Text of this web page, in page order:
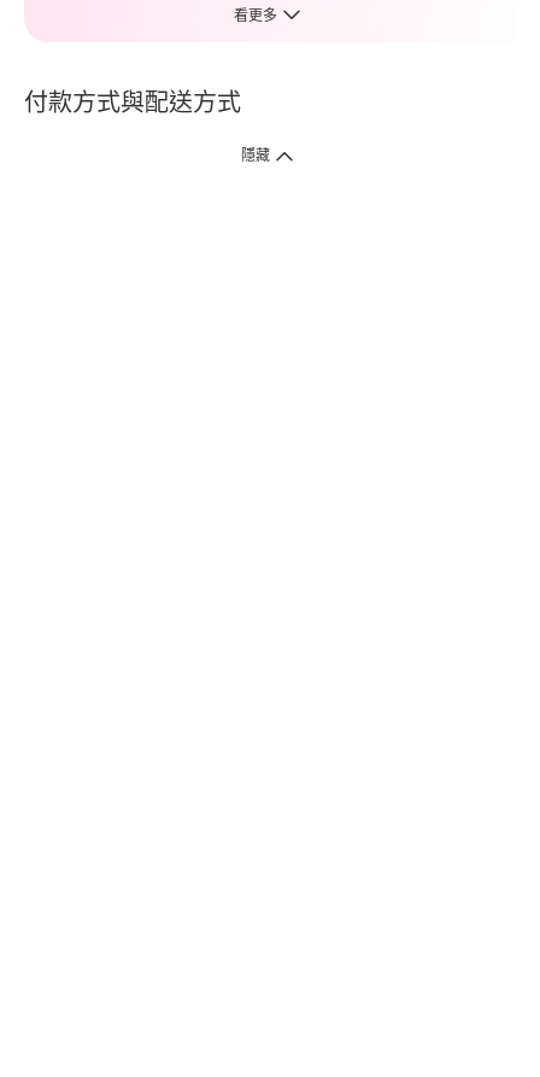
看更多
付款方式與配送方式
隱藏